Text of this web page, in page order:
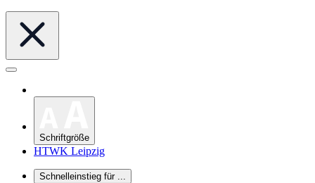
Schriftgröße
HTWK Leipzig
Schnelleinstieg für ...